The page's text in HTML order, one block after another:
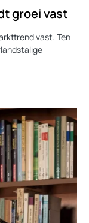
groei vast
vast. Ten